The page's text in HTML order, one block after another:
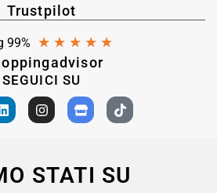
Trustpilot
99% ★ ★ ★ ★ ★
SEGUICI SU
STATI SU